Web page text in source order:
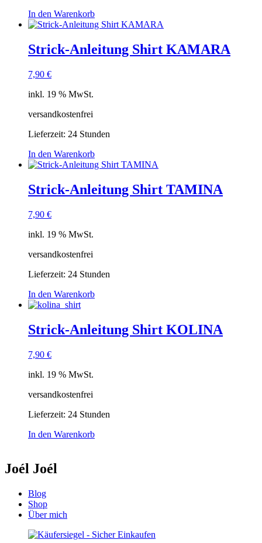
In den Warenkorb
Strick-Anleitung Shirt KAMARA
7,90 €
inkl. 19 % MwSt.
versandkostenfrei
Lieferzeit: 24 Stunden
In den Warenkorb
Strick-Anleitung Shirt TAMINA
7,90 €
inkl. 19 % MwSt.
versandkostenfrei
Lieferzeit: 24 Stunden
In den Warenkorb
Strick-Anleitung Shirt KOLINA
7,90 €
inkl. 19 % MwSt.
versandkostenfrei
Lieferzeit: 24 Stunden
In den Warenkorb
Joél Joél
Blog
Shop
Über mich